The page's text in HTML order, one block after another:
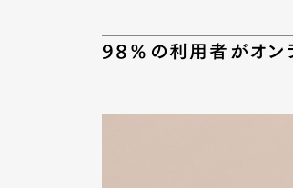
98％の利用者がオン